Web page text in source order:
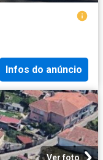
Infos do anúncio
Ver foto